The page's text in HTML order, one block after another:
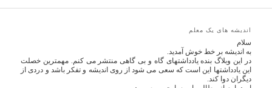
اندیشه های یک معلم
سلام
به اندیشه بر خط خوش آمدید.
در این وبلاگ بنده یادداشتهای گاه و بی گاهی منتشر می کنم. مهمترین خصلت
این یادداشتها این است که سعی می شود از روی اندیشه و تفکر باشد و دردی از
دیگران دوا کند.